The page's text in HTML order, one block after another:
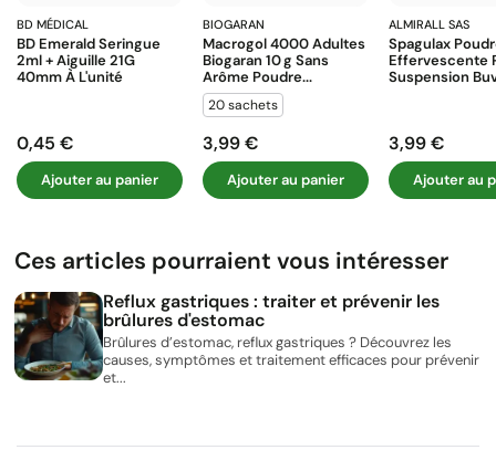
BD MÉDICAL
BD Emerald Seringue
2ml + Aiguille 21G
40mm À L'unité
Prix
0,45 €
Ajouter au panier
BIOGARAN
Macrogol 4000 Adultes
Biogaran 10 G Sans
Arôme Poudre...
20 sachets
Prix
3,99 €
Ajouter au panier
ALMIRALL SAS
Spagulax
Effervescente
Suspension
Prix
3,99 €
Ajouter au
Ces articles pourraient vous intéresser
Reflux gastriques : traiter et prévenir les
brûlures d'estomac
Brûlures d’estomac, reflux gastriques ? Découvrez les
causes, symptômes et traitement efficaces pour prévenir
et...